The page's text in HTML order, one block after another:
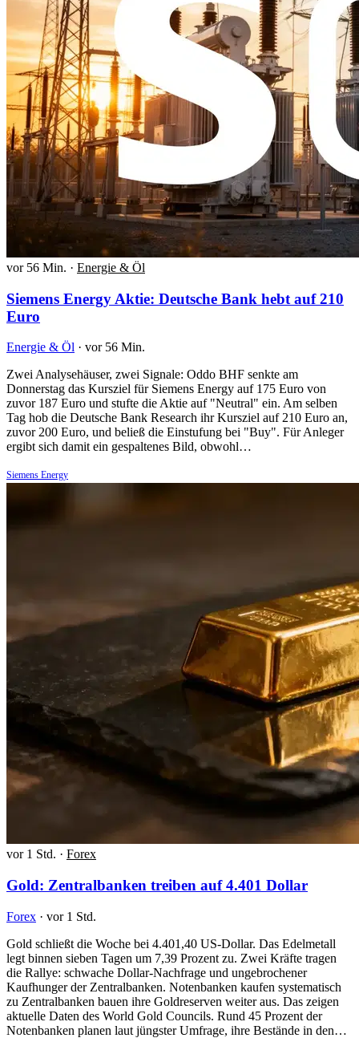
vor 56 Min. · Energie & Öl
Siemens Energy Aktie: Deutsche Bank hebt auf 210
Euro
Energie & Öl · vor 56 Min.
Zwei Analysehäuser, zwei Signale: Oddo BHF senkte am
Donnerstag das Kursziel für Siemens Energy auf 175 Euro von
zuvor 187 Euro und stufte die Aktie auf "Neutral" ein. Am selben
Tag hob die Deutsche Bank Research ihr Kursziel auf 210 Euro an,
zuvor 200 Euro, und beließ die Einstufung bei "Buy". Für Anleger
ergibt sich damit ein gespaltenes Bild, obwohl…
Siemens Energy
vor 1 Std. · Forex
Gold: Zentralbanken treiben auf 4.401 Dollar
Forex · vor 1 Std.
Gold schließt die Woche bei 4.401,40 US-Dollar. Das Edelmetall
legt binnen sieben Tagen um 7,39 Prozent zu. Zwei Kräfte tragen
die Rallye: schwache Dollar-Nachfrage und ungebrochener
Kaufhunger der Zentralbanken. Notenbanken kaufen systematisch
zu Zentralbanken bauen ihre Goldreserven weiter aus. Das zeigen
aktuelle Daten des World Gold Councils. Rund 45 Prozent der
Notenbanken planen laut jüngster Umfrage, ihre Bestände in den…